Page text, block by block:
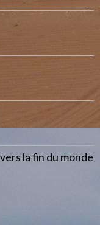
la fin du monde